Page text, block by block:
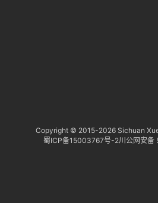
Copyright © 2015-2026 Sichuan
蜀ICP备15003767号-2川公网安备